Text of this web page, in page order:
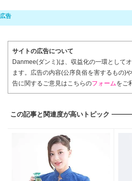
サイトの広告について
Danmee(ダンミ)は、収益化の一環として
ます。広告の内容(公序良俗を害するもの)
告に関するご意見はこちらのフォームをご
この記事と関連度が高いトピック